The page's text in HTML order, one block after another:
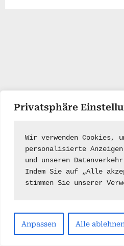
Privatsphäre
Wir verwenden
personalisierte
und unseren
Indem Sie auf „Alle
stimmen Sie unserer
Anpassen Alle ablehnen
Impressum
Copyright ©
Powered byPressBook